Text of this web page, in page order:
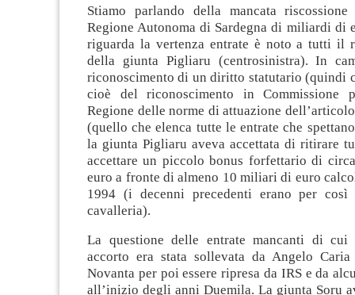
Stiamo parlando della mancata
Regione Autonoma di Sardegna di miliardi di
riguarda la vertenza entrate è noto a tutti il
della giunta Pigliaru (centrosinistra). In
riconoscimento di un diritto statutario (quindi
cioè del riconoscimento in Commissione
Regione delle norme di attuazione
(quello che elenca tutte le entrate che
la giunta Pigliaru aveva accettata di ritirare
accettare un piccolo bonus forfettario di
euro a fronte di almeno 10 miliari di euro
1994 (i decenni precedenti erano per
cavalleria).
La questione delle entrate mancanti di cui
accorto era stata sollevata da Angelo
Novanta per poi essere ripresa da IRS e da
all’inizio degli anni Duemila. La giunta Soru